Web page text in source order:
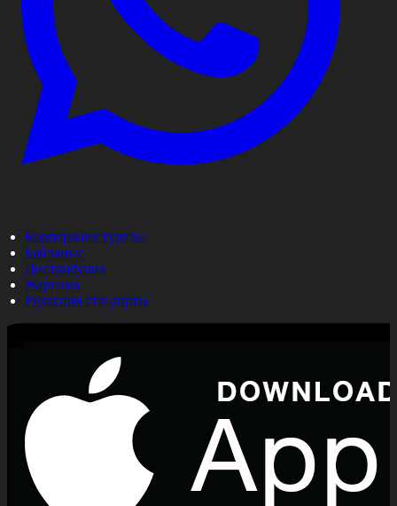
Корпорация туралы
Байланыс
Дистрибуция
Жарнама
Редакция стандарты